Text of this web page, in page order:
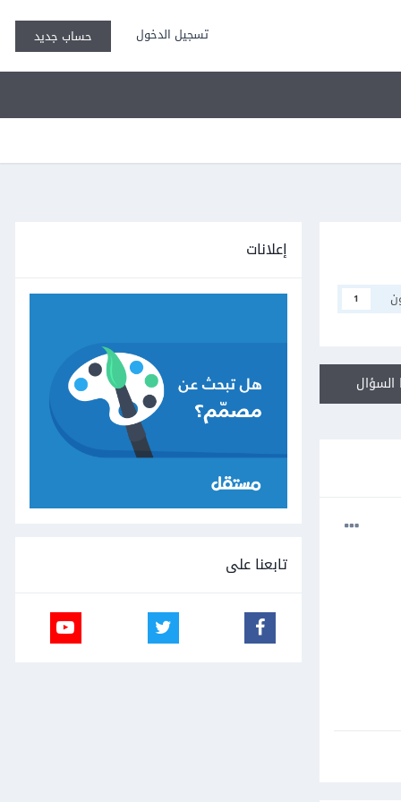
تسجيل الدخول حساب جديد
1
إعلانات
تابعنا على